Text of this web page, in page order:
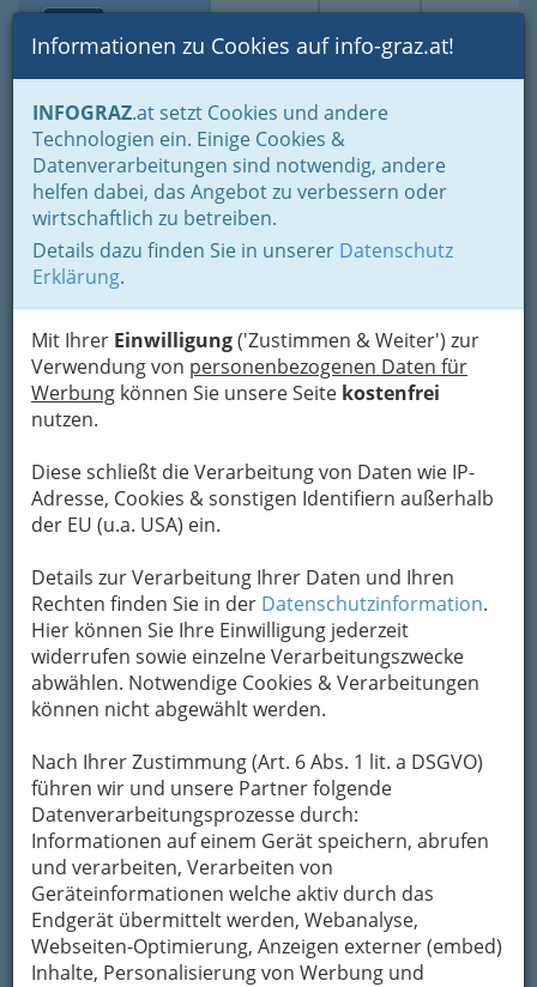
Suche Login Toggle
Informationen zu Cookies auf info-graz.at!
INFOGRAZ.at setzt Cookies und andere
Technologien ein. Einige Cookies &
Datenverarbeitungen sind notwendig, andere
helfen dabei, das Angebot zu verbessern oder
wirtschaftlich zu betreiben.
Details dazu finden Sie in unserer Datenschutz
Erklärung.
Mit Ihrer Einwilligung('Zustimmen & Weiter') zur
Verwendung von personenbezogenen Daten für
Werbung können Sie unsere Seite kostenfrei
nutzen.
Diese schließt die Verarbeitung von Daten wie IP-
Adresse, Cookies & sonstigen Identifiern außerhalb
der EU (u.a. USA) ein.
Details zur Verarbeitung Ihrer Daten und Ihren
Rechten finden Sie in der Datenschutzinformation.
Hier können Sie Ihre Einwilligung jederzeit
widerrufen sowie einzelne Verarbeitungszwecke
abwählen. Notwendige Cookies & Verarbeitungen
können nicht abgewählt werden.
Nach Ihrer Zustimmung (Art. 6 Abs. 1 lit. a DSGVO)
führen wir und unsere Partner folgende
Datenverarbeitungsprozesse durch:
Informationen auf einem Gerät speichern, abrufen
und verarbeiten, Verarbeiten von
Geräteinformationen welche aktiv durch das
Endgerät übermittelt werden, Webanalyse,
Webseiten-Optimierung, Anzeigen externer (embed)
Inhalte, Personalisierung von Werbung und
Home Branchen
Tourismus & Freizeitwirtschaft
Freizeitbetriebe
Veranstaltung und Betrieb von Messen
Orpheum - Grazer
Spielstätten Orpheum, Dom
im Berg und
Schloßbergbühne
Kasematten GmbH
Orpheumgasse 8, 8020 Graz
+43 316 8008 - 9017
„So leid es uns tut, das Grazer Orpheum ist
unsere bevorzugte Spielstätte!“
Michael Niavarani & Viktor Gernot
Orpheum - DAS Kulturzentrum
Vielfaltwird im Orpheum groß geschrieben.
Diese zeichnet sichsowohl in der Ausstattung
als auch im Programm dieses